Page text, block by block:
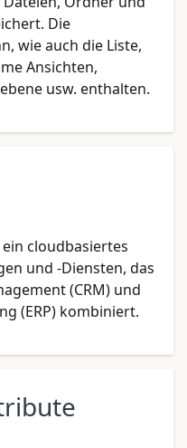
Die
wie auch die Liste,
Ansichten,
usw. enthalten.
cloudbasiertes
und -Diensten, das
(CRM) und
(ERP) kombiniert.